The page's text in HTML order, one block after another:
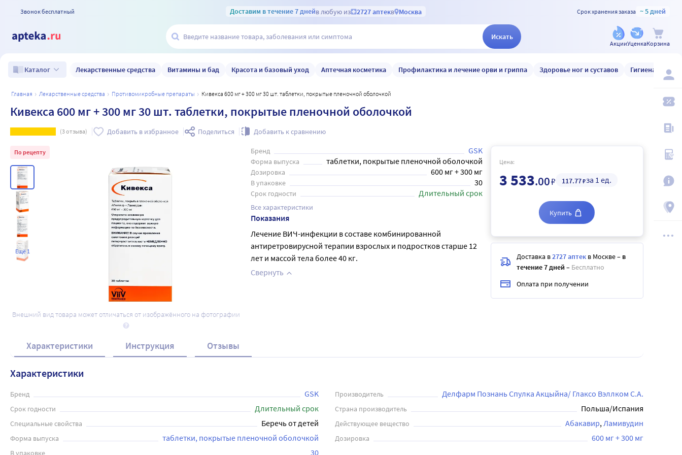
Звонок бесплатный Доставим в течение 7 днейв любую из 2727 аптекв Москва Срок хранения заказа ~ 5 дней
Искать
АкцииУценкаКорзина
Каталог Лекарственные средства Витамины и бад Красота и базовый уход Аптечная косметика Профилактика и лечение орви и гриппа Здоровье ног и суставов Гигиена и уход
главная лекарственные средства противомикробные препараты Кивекса 600 мг + 300 мг 30 шт. таблетки, покрытые пленочной оболочкой
Кивекса 600 мг + 300 мг 30 шт. таблетки, покрытые пленочной оболочкой
(3отзыва) Добавить в избранное Поделиться Добавить к сравнению
По рецепту
Ещё 1
Внешний вид товара может отличаться от изображённого на фотографии
Бренд GSK
Форма выпуска таблетки, покрытые пленочной оболочкой
Дозировка 600 мг + 300 мг
В упаковке 30
Срок годности Длительный срок
Все характеристики
Показания
Лечение ВИЧ-инфекции в составе комбинированной
антиретровирусной терапии взрослых и подростков старше 12
лет и массой тела более 40 кг.
Свернуть
Цена:
3 533.00₽ 117.77₽за 1 ед.
Купить
Доставка в2727 аптек в Москве– в
течение 7 дней – Бесплатно
Оплата при получении
Характеристики Инструкция Отзывы
Характеристики
Бренд GSK Производитель Делфарм Познань Спулка Акцыйна/ Глаксо Вэллком С.А.
Срок годности Длительный срок Страна производитель Польша/Испания
Специальные свойства Беречь от детей Действующее вещество Абакавир Ламивудин
Форма выпуска таблетки, покрытые пленочной оболочкой Дозировка 600 мг + 300 мг
В упаковке 30